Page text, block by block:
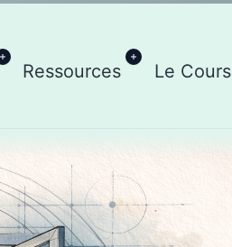
OuvrirRessources
OuvrirLe Cours